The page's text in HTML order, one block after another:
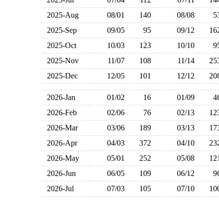
2025-Aug
08/01 140 08/08
2025-Sep
09/05 95 09/12
2025-Oct
10/03 123 10/10
2025-Nov
11/07 108 11/14
2025-Dec
12/05 101 12/12
2026-Jan 01/02 16 01/09
2026-Feb
02/06 76 02/13
2026-Mar
03/06 189 03/13
2026-Apr
04/03 372 04/10
2026-May
05/01 252 05/08
2026-Jun
06/05 109 06/12
2026-Jul
07/03 105 07/10